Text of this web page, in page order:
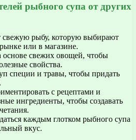
рыбного супа от других
рыбу, которую выбирают
или в магазине.
основе свежих овощей, чтобы
свойства.
специи и травы, чтобы придать
с рецептами и
ингредиенты, чтобы создавать
каждым глотком рыбного супа
вкус.